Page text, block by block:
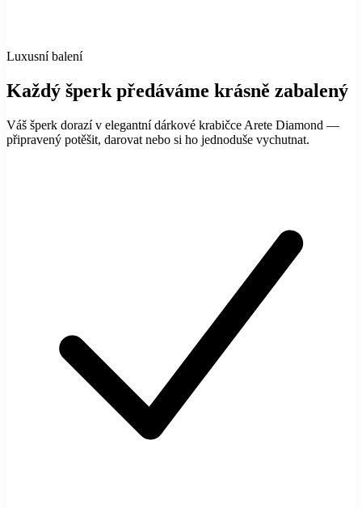
Luxusní balení
Každý šperk předáváme krásně zabalený
Váš šperk dorazí v elegantní dárkové krabičce Arete Diamond —
připravený potěšit, darovat nebo si ho jednoduše vychutnat.